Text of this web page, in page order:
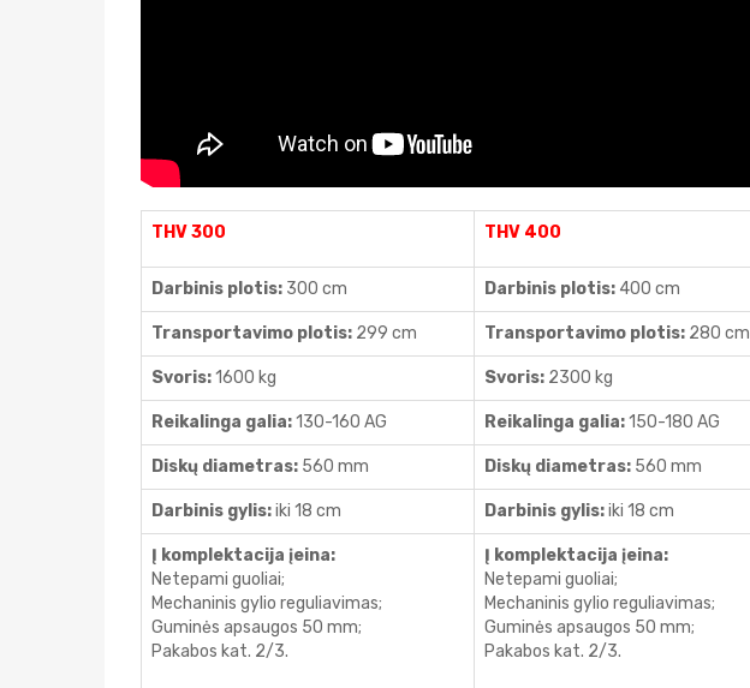
THV 300 THV 400
Darbinis plotis: 300 cm Darbinis plotis: 400 cm
Transportavimo plotis: 299 cm Transportavimo plotis: 280 cm
Svoris:1600 kg Svoris: 2300 kg
Reikalinga galia:130-160 AG Reikalinga galia:150-180 AG
Diskų diametras: 560 mm Diskų diametras: 560 mm
Darbinis gylis:iki 18 cm Darbinis gylis:iki 18 cm
Į komplektacija įeina:
Netepami guoliai;
Mechaninis gylio reguliavimas;
Guminės apsaugos 50 mm;
Pakabos kat. 2/3.
Į komplektacija įeina:
Netepami guoliai;
Mechaninis gylio reguliavimas;
Guminės apsaugos 50 mm;
Pakabos kat. 2/3.